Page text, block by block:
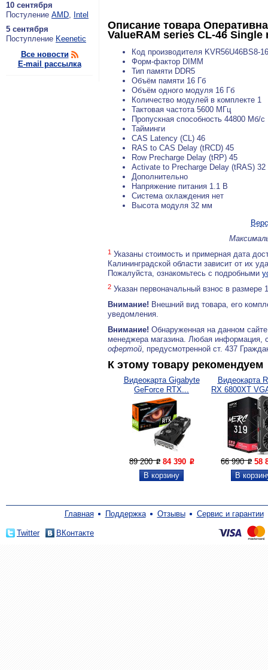
10 сентября
По­сту­ле­ние AMD, Intel
5 сентября
По­ступ­ле­ние Keenetic
Все новости
E-mail рассылка
Описание товара
ValueRAM series CL-46 Single
Код производителя KVR56U46BS8-16
Форм-фактор DIMM
Тип памяти DDR5
Объём памяти 16 Гб
Объём одного модуля 16 Гб
Количество модулей в комплекте 1
Тактовая частота 5600 МГц
Пропускная способность 44800 Мб/с
Тайминги
CAS Latency (CL) 46
RAS to CAS Delay (tRCD) 45
Row Precharge Delay (tRP) 45
Activate to Precharge Delay (tRAS) 32
Дополнительно
Напряжение питания 1.1 В
Система охлаждения нет
Высота модуля 32 мм
1 Указаны стоимость и примерная дата
Калининградской области зависит от их
Пожалуйста, ознакомьтесь с подробными
2 Указан первоначальный взнос в
Внимание! Внешний вид товара, его
уведомления.
Внимание! Обнаруженная на данном
менеджера магазина. Любая информация,
офертой, предусмотренной ст. 437
К этому товару рекомендуем
Видеокарта Gigabyte
GeForce RTX...
89 200P 84 390 P
Видеокарта
RX 6800XT
66 990P 58
Главная Поддержка Отзывы Сервис и гарантии
Twitter ВКонтакте